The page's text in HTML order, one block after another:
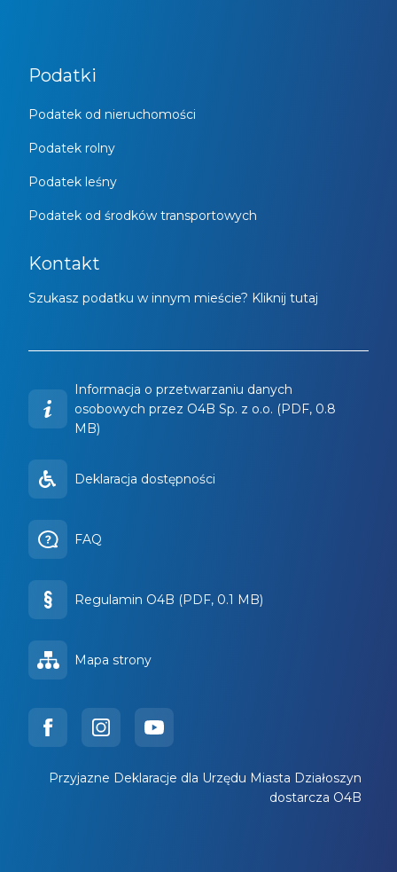
Podatki
Podatek od nieruchomości
Podatek rolny
Podatek leśny
Podatek od środków transportowych
Kontakt
Szukasz podatku w innym mieście? Kliknij tutaj
Informacja o przetwarzaniu danych
osobowych przez O4B Sp. z o.o. (PDF, 0.8
MB)
Deklaracja dostępności
FAQ
Regulamin O4B (PDF, 0.1 MB)
Mapa strony
Przyjazne Deklaracje dla Urzędu Miasta Działoszyn
dostarcza O4B